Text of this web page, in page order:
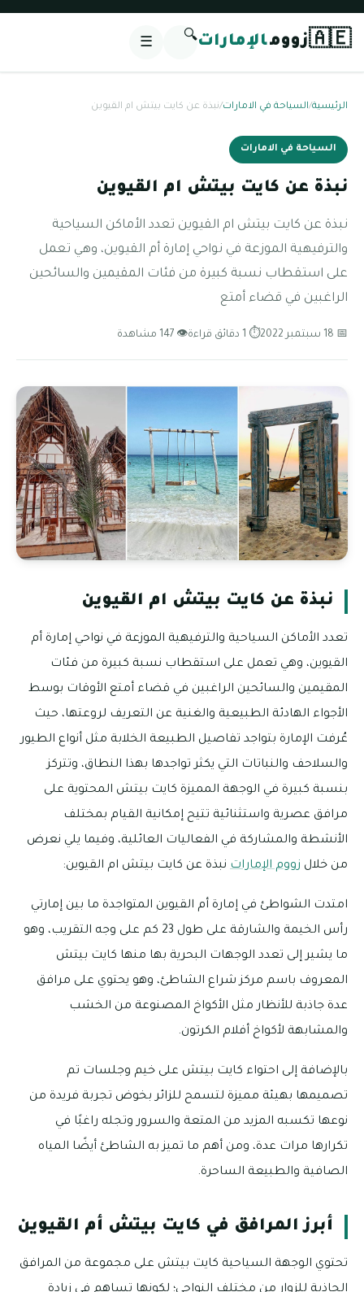
🇦🇪زوومالإمارات🔍
☰
الرئيسية/السياحة في الامارات/نبذة عن كايت بيتش ام القيوين
السياحة في الامارات
نبذة عن كايت بيتش ام القيوين
نبذة عن كايت بيتش ام القيوين تعدد الأماكن السياحية
والترفيهية الموزعة في نواحي إمارة أم القيوين، وهي تعمل
على استقطاب نسبة كبيرة من فئات المقيمين والسائحين
الراغبين في قضاء أمتع
📅 18 سبتمبر 2022 ⏱ 1 دقائق قراءة 👁 147 مشاهدة
نبذة عن كايت بيتش ام القيوين
تعدد الأماكن السياحية والترفيهية الموزعة في نواحي إمارة أم
القيوين، وهي تعمل على استقطاب نسبة كبيرة من فئات
المقيمين والسائحين الراغبين في قضاء أمتع الأوقات بوسط
الأجواء الهادئة الطبيعية والغنية عن التعريف لروعتها، حيث
عُرفت الإمارة بتواجد تفاصيل الطبيعة الخلابة مثل أنواع الطيور
والسلاحف والنباتات التي يكثر تواجدها بهذا النطاق، وتتركز
بنسبة كبيرة في الوجهة المميزة كايت بيتش المحتوية على
مرافق عصرية واستثنائية تتيح إمكانية القيام بمختلف
الأنشطة والمشاركة في الفعاليات العائلية، وفيما يلي نعرض
من خلال زووم الإمارات نبذة عن كايت بيتش ام القيوين:
امتدت الشواطئ في إمارة أم القيوين المتواجدة ما بين إمارتي
رأس الخيمة والشارقة على طول 23 كم على وجه التقريب، وهو
ما يشير إلى تعدد الوجهات البحرية بها منها كايت بيتش
المعروف باسم مركز شراع الشاطئ، وهو يحتوي على مرافق
عدة جاذبة للأنظار مثل الأكواخ المصنوعة من الخشب
والمشابهة لأكواخ أفلام الكرتون.
بالإضافة إلى احتواء كايت بيتش على خيم وجلسات تم
تصميمها بهيئة مميزة لتسمح للزائر بخوض تجربة فريدة من
نوعها تكسبه المزيد من المتعة والسرور وتجله راغبًا في
تكرارها مرات عدة، ومن أهم ما تميز به الشاطئ أيضًا المياه
الصافية والطبيعة الساحرة.
أبرز المرافق في كايت بيتش أم القيوين
تحتوي الوجهة السياحية كايت بيتش على مجموعة من المرافق